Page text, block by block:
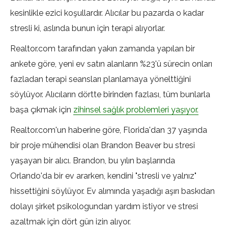
kesinlikle ezici koşullardır. Alıcılar bu pazarda o kadar
stresli ki, aslında bunun için terapi alıyorlar.
Realtor.com tarafından yakın zamanda yapılan bir
ankete göre, yeni ev satın alanların %23'ü sürecin onları
fazladan terapi seansları planlamaya yönelttiğini
söylüyor. Alıcıların dörtte birinden fazlası, tüm bunlarla
başa çıkmak için zihinsel sağlık problemleri yaşıyor.
Realtor.com'un haberine göre, Florida'dan 37 yaşında
bir proje mühendisi olan Brandon Beaver bu stresi
yaşayan bir alıcı. Brandon, bu yılın başlarında
Orlando'da bir ev ararken, kendini "stresli ve yalnız"
hissettiğini söylüyor. Ev alımında yaşadığı aşırı baskıdan
dolayı şirket psikologundan yardım istiyor ve stresi
azaltmak için dört gün izin alıyor.